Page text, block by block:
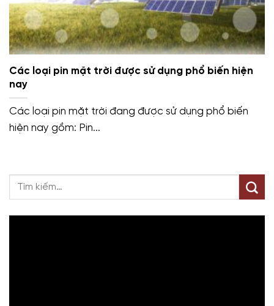
Các loại pin mặt trời được sử dụng phổ biến hiện
nay
Các loại pin mặt trời đang được sử dụng phổ biến
hiện nay gồm: Pin...